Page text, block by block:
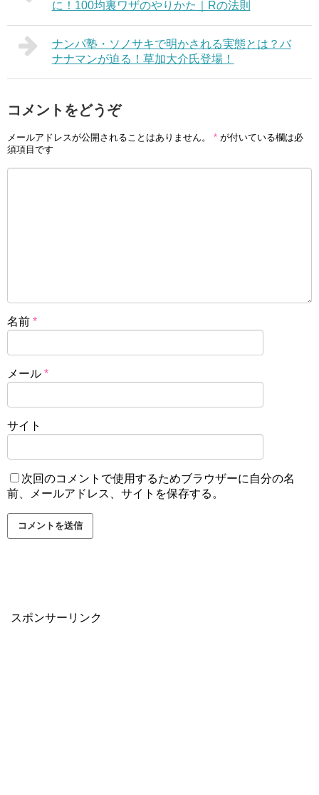
に！100均裏ワザのやりかた｜Rの法則
ナンパ塾・ソノサキで明かされる実態とは？バ
ナナマンが迫る！草加大介氏登場！
コメントをどうぞ
メールアドレスが公開されることはありません。 * が付いている欄は必
須項目です
名前 *
メール *
サイト
次回のコメントで使用するためブラウザーに自分の名
前、メールアドレス、サイトを保存する。
スポンサーリンク